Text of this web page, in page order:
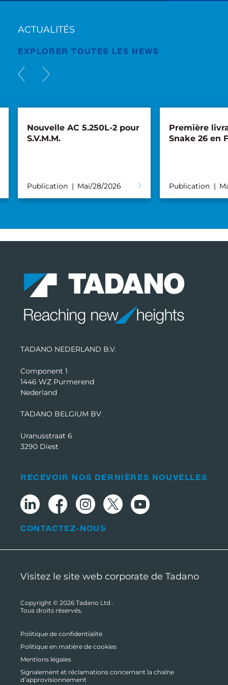
ACTUALITÉS
EXPLORER TOUTES LES NEWS
Nouvelle AC 5.250L-2 pour
S.V.M.M.
Publication Mai/28/2026
Première
Snake 26 en
Publication
TADANO NEDERLAND B.V.
Component 1
1446 WZ Purmerend
Nederland
TADANO BELGIUM BV
Uranusstraat 6
3290 Diest
RECEVOIR NOS DERNIÈRES NOUVELLES
CONTACTEZ-NOUS
Visitez le site web corporate de Tadano
Copyright © 2026 Tadano Ltd .
Tous droits réservés.
Politique de confidentialité
Politique en matière de cookies
Mentions légales
Signalement et réclamations concernant la chaîne
d’approvisionnement